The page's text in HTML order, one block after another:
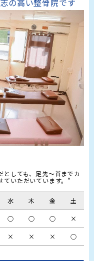
としても、足先～首までカ
水 木 金 土
○ ○ ○ ×
× × × ○